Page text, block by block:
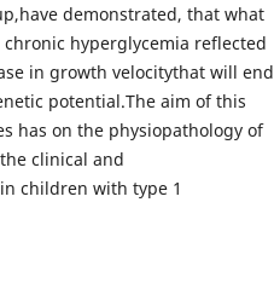
demonstrated, that what
hyperglycemia reflected
in growth velocitythat will end
potential.The aim of this
has on the physiopathology of
clinical and
children with type 1